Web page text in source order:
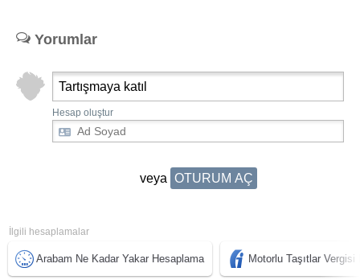
Yorumlar
Tartışmaya katıl
Hesap oluştur
veya OTURUM AÇ
İlgili hesaplamalar
Arabam Ne Kadar Yakar Hesaplama Motorlu Taşıtlar